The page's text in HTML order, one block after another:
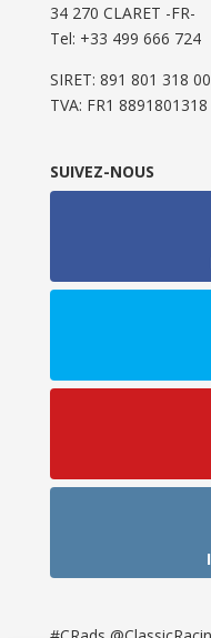
34 270 CLARET -FR-
Tel: ‭+33 499 666 724‬
SIRET: 891 801 318
TVA: FR1 8891801318
SUIVEZ-NOUS